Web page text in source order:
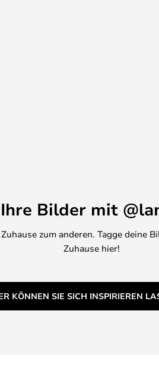
Stehlampen,
Bilder mit
zum anderen. Tagge
Zuhause hier!
KÖNNEN SIE SICH INSPIRIEREN